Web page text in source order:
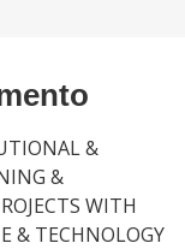
&
&
WITH
& TECHNOLOGY